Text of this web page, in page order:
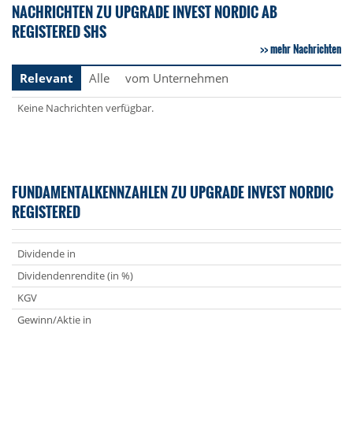
NACHRICHTEN ZU UPGRADE INVEST NORDIC AB
REGISTERED SHS
mehr Nachrichten
Relevant
Alle vom Unternehmen
Keine Nachrichten verfügbar.
FUNDAMENTALKENNZAHLEN ZU UPGRADE INVEST NORDIC
REGISTERED
Dividende in
Dividendenrendite (in %)
KGV
Gewinn/Aktie in